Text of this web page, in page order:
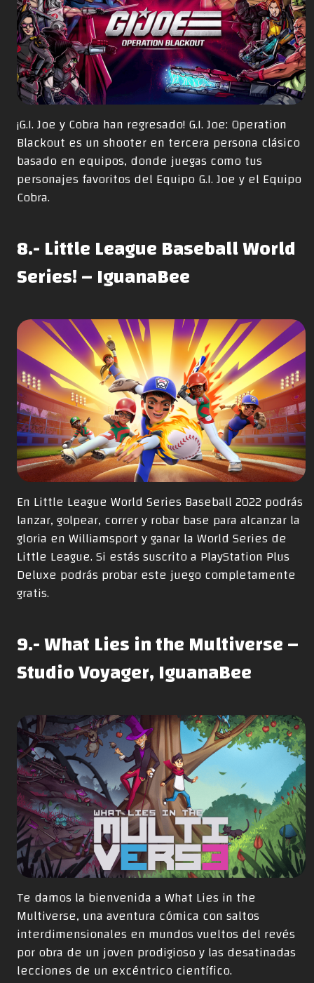
¡G.I. Joe y Cobra han regresado! G.I. Joe: Operation
Blackout es un shooter en tercera persona clásico
basado en equipos, donde juegas como tus
personajes favoritos del Equipo G.I. Joe y el Equipo
Cobra.
8.- Little League Baseball World
Series! – IguanaBee
En Little League World Series Baseball 2022 podrás
lanzar, golpear, correr y robar base para alcanzar la
gloria en Williamsport y ganar la World Series de
Little League. Si estás suscrito a PlayStation Plus
Deluxe podrás probar este juego completamente
gratis.
9.- What Lies in the Multiverse –
Studio Voyager, IguanaBee
Te damos la bienvenida a What Lies in the
Multiverse, una aventura cómica con saltos
interdimensionales en mundos vueltos del revés
por obra de un joven prodigioso y las desatinadas
lecciones de un excéntrico científico.